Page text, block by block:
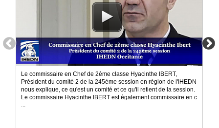
annuaire
pro
Accès
Le commissaire en Chef de 2ème classe Hyacinthe IBERT,
Président du comité 2 de la 245ème session en région de l'IHEDN
nous explique, ce qu'est un comité et ce qu'il retient de la session.
Le commissaire Hyacinthe IBERT est également commissaire en c
...